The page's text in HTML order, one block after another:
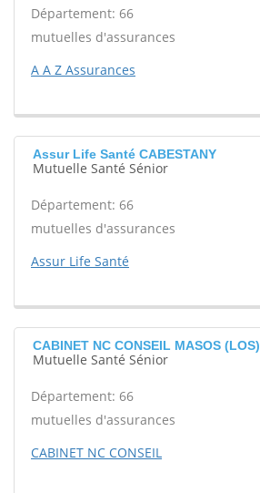
Département: 66
mutuelles d'assurances
A A Z Assurances
Assur Life Santé CABESTANY
Mutuelle Santé Sénior
Département: 66
mutuelles d'assurances
Assur Life Santé
CABINET NC CONSEIL MASOS (LOS)
Mutuelle Santé Sénior
Département: 66
mutuelles d'assurances
CABINET NC CONSEIL